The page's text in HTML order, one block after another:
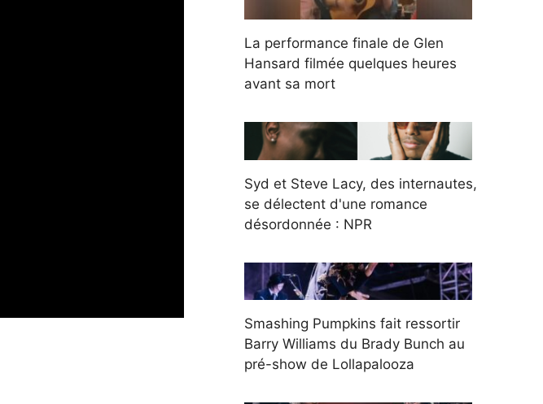
La performance finale de Glen
Hansard filmée quelques heures
avant sa mort
Syd et Steve Lacy, des internautes,
se délectent d'une romance
désordonnée : NPR
Smashing Pumpkins fait ressortir
Barry Williams du Brady Bunch au
pré-show de Lollapalooza